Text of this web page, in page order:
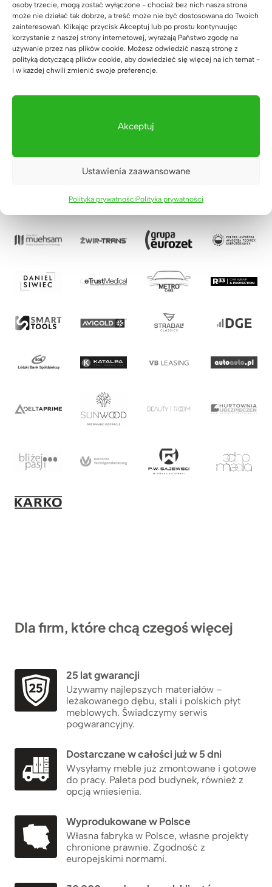
osoby trzecie, mogą zostać wyłączone - chociaż bez nich nasza strona
może nie działać tak dobrze, a treść może nie być dostosowana do Twoich
zainteresowań. Klikając przycisk Akceptuj lub po prostu kontynuując
korzystanie z naszej strony internetowej, wyrażają Państwo zgodę na
używanie przez nas plików cookie. Możesz odwiedzić naszą stronę z
polityką dotyczącą plików cookie, aby dowiedzieć się więcej na ich temat -
i w każdej chwili zmienić swoje preferencje.
Akceptuj
Ustawienia zaawansowane
Polityka prywatnościPolityka prywatności
Zaufali nam
Dla firm, które chcą czegoś więcej
25 lat gwarancji
Używamy najlepszych materiałów –
leżakowanego dębu, stali i polskich płyt
meblowych. Świadczymy serwis
pogwarancyjny.
Dostarczane w całości już w 5 dni
Wysyłamy meble już zmontowane i gotowe
do pracy. Paleta pod budynek, również z
opcją wniesienia.
Wyprodukowane w Polsce
Własna fabryka w Polsce, własne projekty
chronione prawnie. Zgodność z
europejskimi normami.